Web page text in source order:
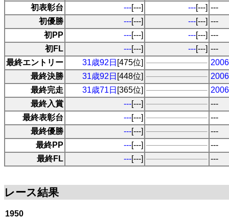
初表彰台
---[---] ---[---] ---
初優勝
---[---] ---[---] ---
初PP
---[---] ---[---] ---
初FL
---[---] ---[---] ---
最終エントリー
31歳92日 [475位]
最終決勝
31歳92日 [448位]
最終完走
31歳71日 [365位]
最終入賞
---[---]
---
最終表彰台
---[---]
---
最終優勝
---[---]
---
最終PP
---[---]
---
最終FL
---[---] ---
レース結果
1950